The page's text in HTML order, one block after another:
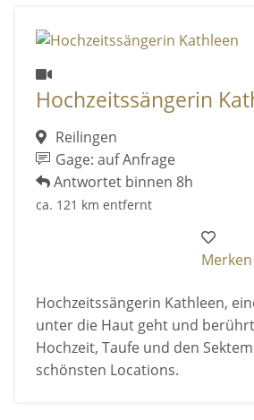
Hochzeitssängerin
Reilingen
Gage: auf Anfrage
Antwortet binnen 8h
ca. 121 km entfernt
Merken
Hochzeitssängerin Kathleen,
unter die Haut geht und
Hochzeit, Taufe und den
schönsten Locations.